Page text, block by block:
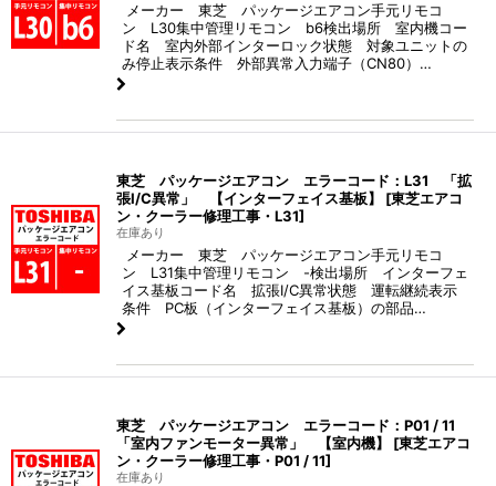
メーカー 東芝 パッケージエアコン手元リモコ
ン L30集中管理リモコン b6検出場所 室内機コー
ド名 室内外部インターロック状態 対象ユニットの
み停止表示条件 外部異常入力端子（CN80）…
東芝 パッケージエアコン エラーコード：L31 「拡
張I/C異常」 【インターフェイス基板】
[東芝エアコ
ン・クーラー修理工事・L31]
在庫あり
メーカー 東芝 パッケージエアコン手元リモコ
ン L31集中管理リモコン -検出場所 インターフェ
イス基板コード名 拡張I/C異常状態 運転継続表示
条件 PC板（インターフェイス基板）の部品…
東芝 パッケージエアコン エラーコード：P01 / 11
「室内ファンモーター異常」 【室内機】
[東芝エアコ
ン・クーラー修理工事・P01 / 11]
在庫あり